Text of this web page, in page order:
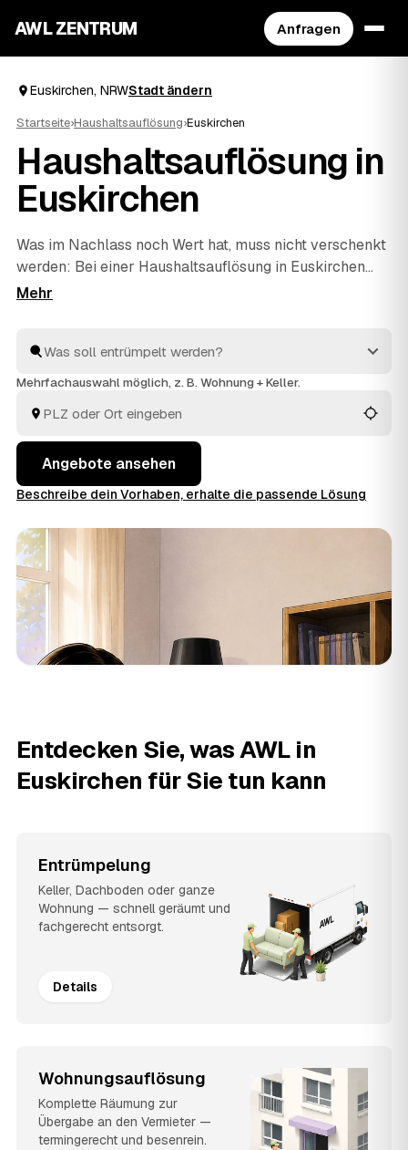
AWL ZENTRUM Anfragen
Euskirchen, NRWStadt ändern
Startseite›Haushaltsauflösung›Euskirchen
Haushaltsauflösung in
Euskirchen
Was im Nachlass noch Wert hat, muss nicht verschenkt
werden: Bei einer Haushaltsauflösung in Euskirchen
rechnen geprüfte Anbieter verwertbare Möbel,
dafür mehrere Festpreis-Angebote zum Vergleichen.
Die Profis räumen den ganzen Hausstand, behandeln
fachgerecht. So holen Sie in NRW das faire Angebot
heraus, statt sich auf den erstbesten Betrieb zu
verlassen.
Mehrfachauswahl möglich, z. B. Wohnung + Keller.
Angebote ansehen
Beschreibe dein Vorhaben, erhalte die passende Lösung
Entdecken Sie, was AWL in
Euskirchen für Sie tun kann
Entrümpelung
Keller, Dachboden oder ganze
Wohnung — schnell geräumt und
fachgerecht entsorgt.
Details
Wohnungsauflösung
Komplette Räumung zur
Übergabe an den Vermieter —
termingerecht und besenrein.